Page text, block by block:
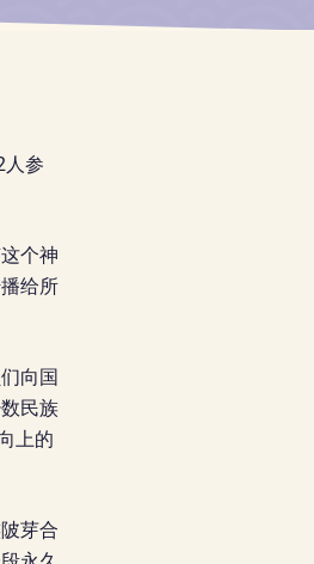
人参
个神
给所
向国
民族
上的
芽合